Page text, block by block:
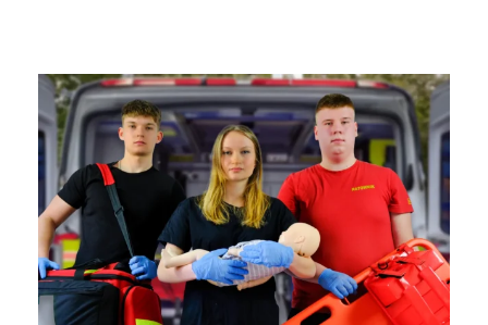
LICEUM OGÓLNOKSZTAŁCĄCE
PROFIL RATOWNICZY